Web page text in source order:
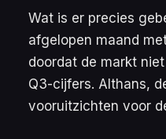
Wat is er precies
afgelopen maand
doordat de markt
Q3-cijfers. Althans,
vooruitzichten voor